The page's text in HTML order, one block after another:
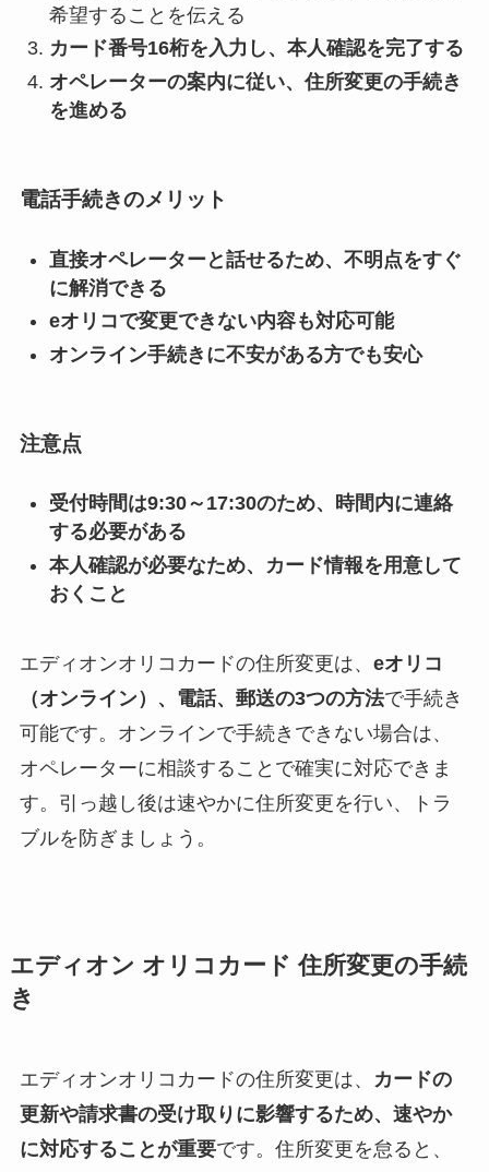
希望することを伝える
カード番号16桁を入力し、本人確認を完了する
オペレーターの案内に従い、住所変更の手続き
を進める
電話手続きのメリット
直接オペレーターと話せるため、不明点をすぐ
に解消できる
eオリコで変更できない内容も対応可能
オンライン手続きに不安がある方でも安心
注意点
受付時間は9:30～17:30のため、時間内に連絡
する必要がある
本人確認が必要なため、カード情報を用意して
おくこと
エディオンオリコカードの住所変更は、 eオリコ
（オンライン）、電話、郵送の3つの方法で手続き
可能です。オンラインで手続きできない場合は、
オペレーターに相談することで確実に対応できま
す。引っ越し後は速やかに住所変更を行い、トラ
ブルを防ぎましょう。
エディオン オリコカード 住所変更の手続
き
エディオンオリコカードの住所変更は、
カードの
更新や請求書の受け取りに影響するため、速やか
に対応することが重要です。住所変更を怠ると、